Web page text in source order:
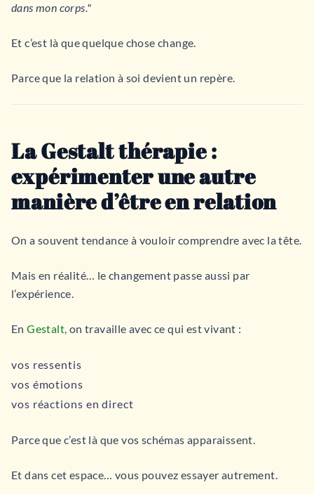
dans mon corps."
Et c’est là que quelque chose change.
Parce que la relation à soi devient un repère.
La Gestalt thérapie :
expérimenter une autre
manière d’être en relation
On a souvent tendance à vouloir comprendre avec la tête.
Mais en réalité… le changement passe aussi par
l’expérience.
EnGestalt, on travaille avec ce qui est vivant :
vos ressentis
vos émotions
vos réactions en direct
Parce que c’est là que vos schémas apparaissent.
Et dans cet espace… vous pouvez essayer autrement.